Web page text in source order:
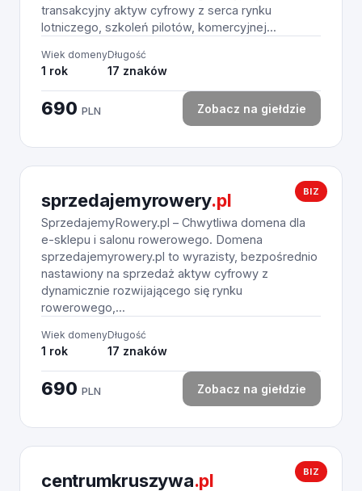
transakcyjny aktyw cyfrowy z serca rynku
lotniczego, szkoleń pilotów, komercyjnej...
Wiek domeny
1 rok
Długość
17 znaków
690 PLN Zobacz na giełdzie
BIZ
sprzedajemyrowery.pl
SprzedajemyRowery.pl – Chwytliwa domena dla
e-sklepu i salonu rowerowego. Domena
sprzedajemyrowery.pl to wyrazisty, bezpośrednio
nastawiony na sprzedaż aktyw cyfrowy z
dynamicznie rozwijającego się rynku
rowerowego,...
Wiek domeny
1 rok
Długość
17 znaków
690 PLN Zobacz na giełdzie
BIZ
centrumkruszywa.pl